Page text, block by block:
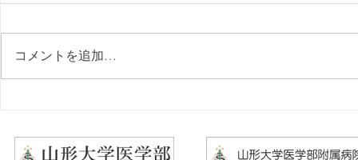
セミナー～
コメントを追加…